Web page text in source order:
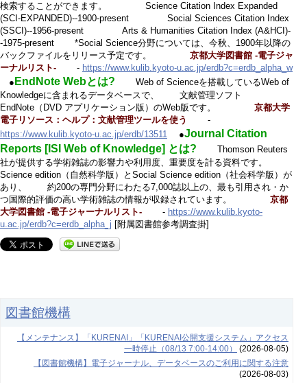
検索することができます。 Science Citation Index Expanded
(SCI-EXPANDED)--1900-present Social Sciences Citation Index
(SSCI)--1956-present Arts & Humanities Citation Index (A&HCI)-
-1975-present *Social Science分野については、今秋、1900年以降の
バックファイルをリリース予定です。 京都大学図書館 -電子ジャ
ーナルリスト- - https://www.kulib.kyoto-u.ac.jp/erdb?c=erdb_alpha_w
● EndNote Webとは? Web of Scienceを搭載しているWeb of
Knowledgeに含まれるデータベースで、 文献管理ソフト
EndNote（DVD アプリケーション版）のWeb版です。 京都大学
電子リソース：ヘルプ：文献管理ツールを使う
-
https://www.kulib.kyoto-u.ac.jp/erdb/13511 ●Journal Citation
Reports [ISI Web of Knowledge] とは? Thomson Reuters
社が提供する学術雑誌の影響力や利用度、重要度を計る資料です。
Science edition（自然科学版）とSocial Science edition（社会科学版）が
あり、 約200の専門分野にわたる7,000誌以上の、最も引用され・か
つ国際的評価の高い学術雑誌の情報が収録されています。 京都
大学図書館 -電子ジャーナルリスト- - https://www.kulib.kyoto-
u.ac.jp/erdb?c=erdb_alpha_j [附属図書館参考調査掛]
図書館機構
【メンテナンス】「KURENAI」「KURENAI公開支援システム」アクセス
一時停止（08/13 7:00-14:00）
(2026-08-05)
【図書館機構】電子ジャーナル、データベースのご利用に関する注意
(2026-08-03)